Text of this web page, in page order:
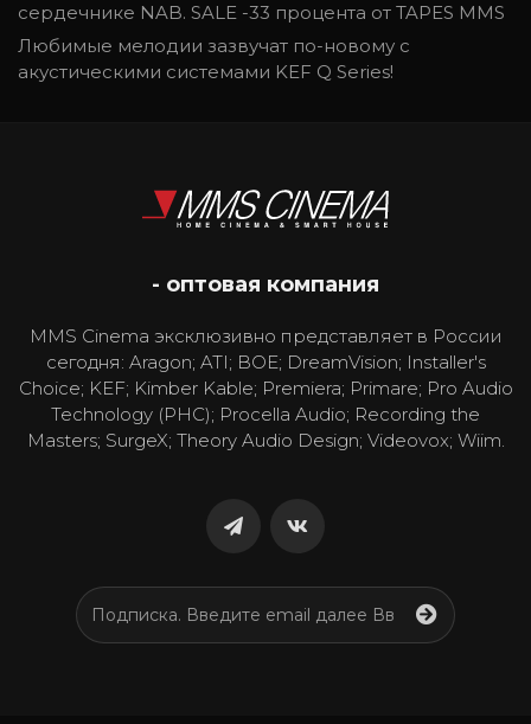
сердечнике NAB. SALE -33 процента от TAPES MMS
Любимые мелодии зазвучат по-новому с
акустическими системами KEF Q Series!
- оптовая компания
MMS Cinema эксклюзивно представляет в России
сегодня: Aragon; ATI; BOE; DreamVision; Installer's
Choice; KEF; Kimber Kable; Premiera; Primare; Pro Audio
Technology (PHC); Procella Audio; Recording the
Masters; SurgeX; Theory Audio Design; Videovox; Wiim.